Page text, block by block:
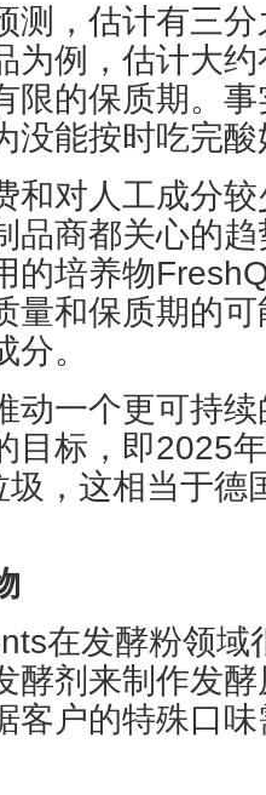
，估计有三分
为例，估计大
限的保质期。
没能按时吃完
对人工成分较
品商都关心的
的培养物
量和保质期的
。
一个更可持续
目标，即2025
，这相当于德
发酵粉领域
酵剂来制作发
客户的特殊口